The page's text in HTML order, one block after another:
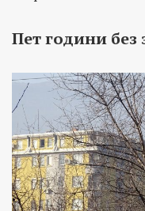
Пет години без